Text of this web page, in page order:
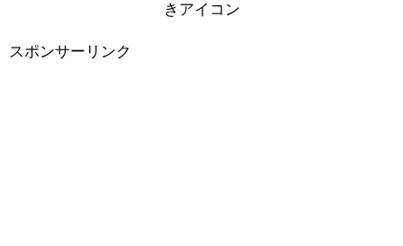
きアイコン
スポンサーリンク